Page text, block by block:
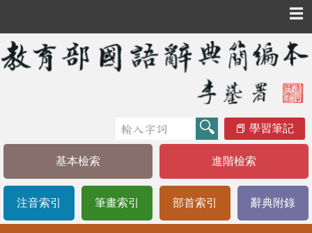
☰
學習筆記
基本檢索 進階檢索
注音索引 筆畫索引 部首索引 辭典附錄